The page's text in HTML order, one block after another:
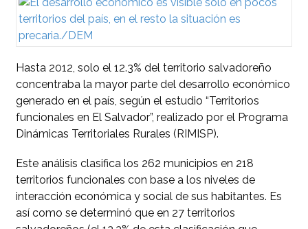
Hasta 2012, solo el 12.3% del territorio salvadoreño
concentraba la mayor parte del desarrollo económico
generado en el país, según el estudio “Territorios
funcionales en El Salvador”, realizado por el Programa
Dinámicas Territoriales Rurales (RIMISP).
Este análisis clasifica los 262 municipios en 218
territorios funcionales con base a los niveles de
interacción económica y social de sus habitantes. Es
así como se determinó que en 27 territorios